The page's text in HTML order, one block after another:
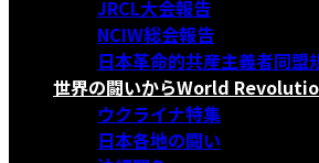
JRCL大会報告
NCIW総会報告
日本革命的共産主義者同盟
世界の闘いからWorld
ウクライナ特集
日本各地の闘い